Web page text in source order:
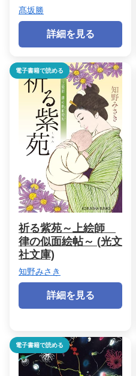
髙坂勝
詳細を見る
電子書籍で読める
祈る紫苑～上絵師
律の似面絵帖～ (光文
社文庫)
知野みさき
詳細を見る
電子書籍で読める